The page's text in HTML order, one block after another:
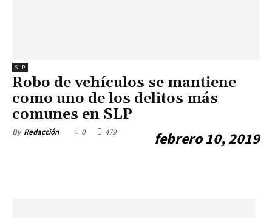
SLP
Robo de vehículos se mantiene
como uno de los delitos más
comunes en SLP
By Redacción febrero 10, 2019
0 479